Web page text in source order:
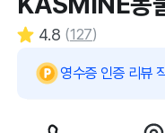
4.8 (127)
영수증 인증 리뷰